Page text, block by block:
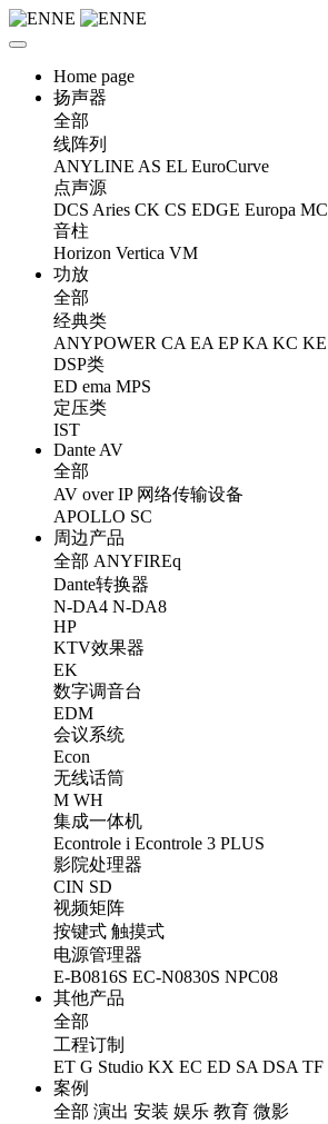
Home page
扬声器
全部
线阵列
ANYLINE AS EL EuroCurve
点声源
DCS Aries CK CS EDGE Europa MC
音柱
Horizon Vertica VM
功放
全部
经典类
ANYPOWER CA EA EP KA KC KE
DSP类
ED ema MPS
定压类
IST
Dante AV
全部
AV over IP 网络传输设备
APOLLO SC
周边产品
全部 ANYFIREq
Dante转换器
N-DA4 N-DA8
HP
KTV效果器
EK
数字调音台
EDM
会议系统
Econ
无线话筒
M WH
集成一体机
Econtrole i Econtrole 3 PLUS
影院处理器
CIN SD
视频矩阵
按键式 触摸式
电源管理器
E-B0816S EC-N0830S NPC08
其他产品
全部
工程订制
ET G Studio KX EC ED SA DSA TF
案例
全部 演出 安装 娱乐 教育 微影